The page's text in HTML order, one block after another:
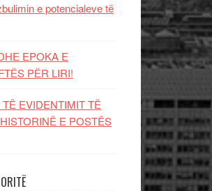
e potencialeve të
EPOKA E
PЁR LIRI!
EVIDENTIMIT TË
E POSTËS